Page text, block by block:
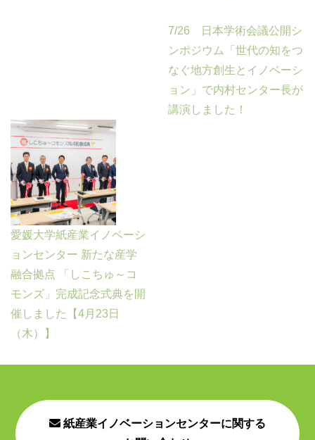
7/26 日本学術会議公開シ
ンポジウム「世代の知をつ
なぐ地方創生とイノベーシ
ョン」で内村センター長が
講演しました！
愛媛大学紙産業イノベーシ
ョンセンター 新たな産学
融合拠点 「しこちゅ～コ
モンズ」完成記念式典を開
催しました【4月23日
（木）】
紙産業イノベーションセンターに関する